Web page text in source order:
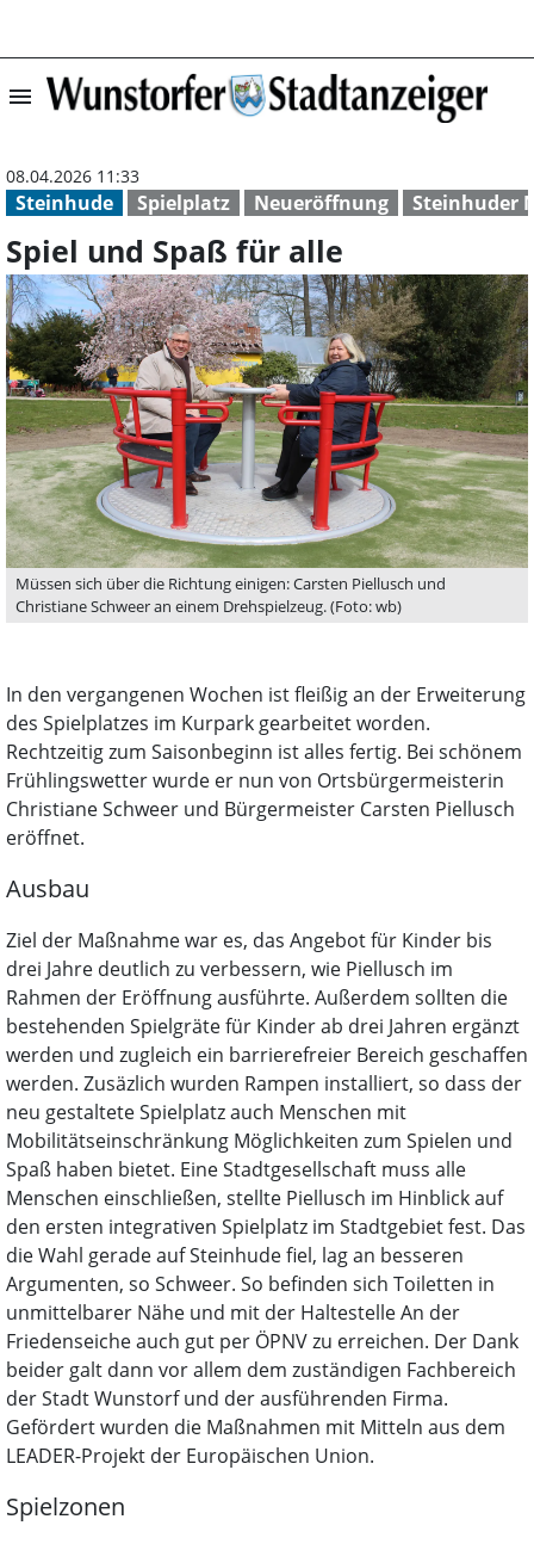
menu Spiel und Spaß
Steinhude Spielplatz Neueröffnung Steinhuder
08.04.2026 11:33
Spiel und Spaß für alle
Müssen sich über die Richtung einigen: Carsten Piellusch und
Christiane Schweer an einem Drehspielzeug. (Foto: wb)
In den vergangenen Wochen ist fleißig an der Erweiterung
des Spielplatzes im Kurpark gearbeitet worden.
Rechtzeitig zum Saisonbeginn ist alles fertig. Bei schönem
Frühlingswetter wurde er nun von Ortsbürgermeisterin
Christiane Schweer und Bürgermeister Carsten Piellusch
eröffnet.
Ausbau
Ziel der Maßnahme war es, das Angebot für Kinder bis
drei Jahre deutlich zu verbessern, wie Piellusch im
Rahmen der Eröffnung ausführte. Außerdem sollten die
bestehenden Spielgräte für Kinder ab drei Jahren ergänzt
werden und zugleich ein barrierefreier Bereich geschaffen
werden. Zusäzlich wurden Rampen installiert, so dass der
neu gestaltete Spielplatz auch Menschen mit
Mobilitätseinschränkung Möglichkeiten zum Spielen und
Spaß haben bietet. Eine Stadtgesellschaft muss alle
Menschen einschließen, stellte Piellusch im Hinblick auf
den ersten integrativen Spielplatz im Stadtgebiet fest. Das
die Wahl gerade auf Steinhude fiel, lag an besseren
Argumenten, so Schweer. So befinden sich Toiletten in
unmittelbarer Nähe und mit der Haltestelle An der
Friedenseiche auch gut per ÖPNV zu erreichen. Der Dank
beider galt dann vor allem dem zuständigen Fachbereich
der Stadt Wunstorf und der ausführenden Firma.
Gefördert wurden die Maßnahmen mit Mitteln aus dem
LEADER-Projekt der Europäischen Union.
Spielzonen